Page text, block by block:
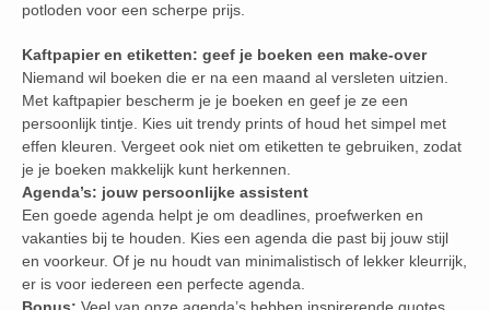
potloden voor een scherpe prijs.
Kaftpapier en etiketten: geef je boeken een make-over
Niemand wil boeken die er na een maand al versleten uitzien.
Met kaftpapier bescherm je je boeken en geef je ze een
persoonlijk tintje. Kies uit trendy prints of houd het simpel met
effen kleuren. Vergeet ook niet om etiketten te gebruiken, zodat
je je boeken makkelijk kunt herkennen.
Agenda’s: jouw persoonlijke assistent
Een goede agenda helpt je om deadlines, proefwerken en
vakanties bij te houden. Kies een agenda die past bij jouw stijl
en voorkeur. Of je nu houdt van minimalistisch of lekker kleurrijk,
er is voor iedereen een perfecte agenda.